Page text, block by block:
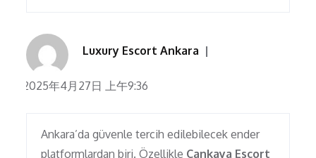
Luxury Escort Ankara
2025年4月27日 上午9:36
Ankara’da güvenle tercih edilebilecek ender
platformlardan biri. Özellikle Çankaya Escort